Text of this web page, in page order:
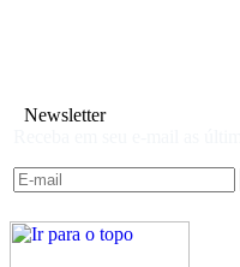
Newsletter